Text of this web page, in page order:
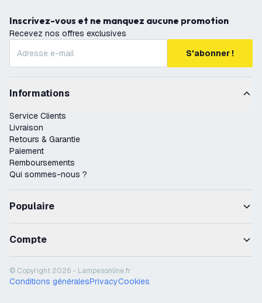
Inscrivez-vous et ne manquez aucune promotion
Recevez nos offres exclusives
S'abonner !
Informations
Service Clients
Livraison
Retours & Garantie
Paiement
Remboursements
Qui sommes-nous ?
Populaire
Compte
© Copyright 2026 - Lampesonline.fr
Conditions généralesPrivacyCookies